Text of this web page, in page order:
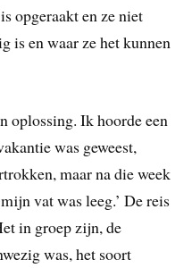
opgeraakt en ze niet
is en waar ze het kunnen
oplossing. Ik hoorde een
was geweest,
maar na die week
vat was leeg.’ De reis
in groep zijn, de
was, het soort